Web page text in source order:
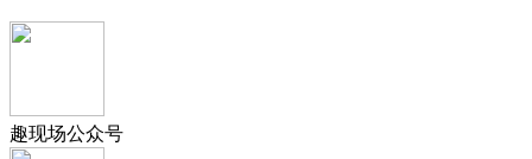
趣现场公众号